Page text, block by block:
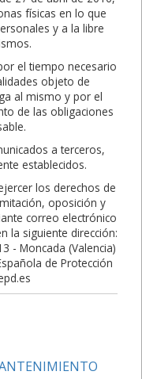
físicas en lo que
y a la libre
el tiempo necesario
objeto de
al mismo y por el
de las obligaciones
a terceros,
establecidos.
los derechos de
oposición y
correo electrónico
la siguiente dirección:
- Moncada (Valencia)
de Protección